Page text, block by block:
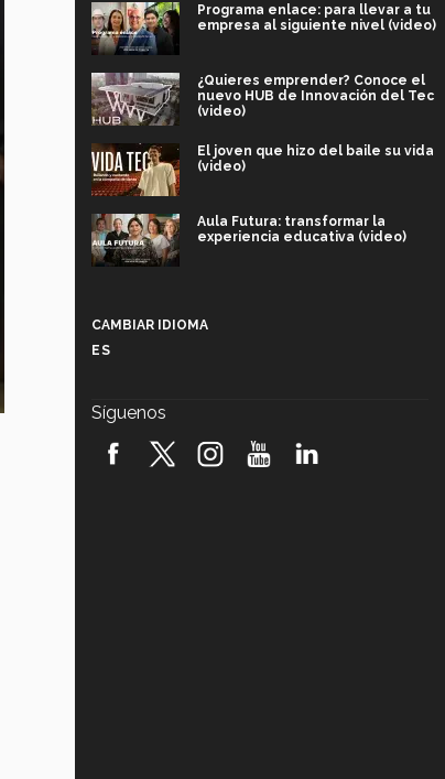
Programa enlace: para llevar a tu
empresa al siguiente nivel (video)
¿Quieres emprender? Conoce el
nuevo HUB de Innovación del Tec
(video)
El joven que hizo del baile su vida
(video)
Aula Futura: transformar la
experiencia educativa (video)
robótica FIRST 2026! (video)
CAMBIAR IDIOMA
ES
Síguenos